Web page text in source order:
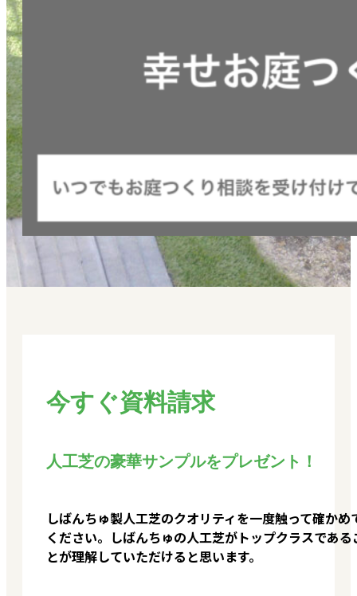
今すぐ資料請求
人工芝の豪華サンプルをプレゼント！
しばんちゅ製人工芝のクオリティを一度触って確かめ
ください。しばんちゅの人工芝がトップクラスである
とが理解していただけると思います。